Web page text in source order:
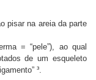
pisar na areia da parte
= “pele”), ao qual
de um esqueleto
³.